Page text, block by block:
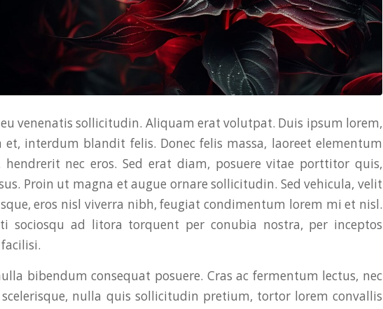
venenatis sollicitudin. Aliquam erat volutpat. Duis ipsum lorem,
et, interdum blandit felis. Donec felis massa, laoreet elementum
nec eros. Sed erat diam, posuere vitae porttitor quis,
Proin ut magna et augue ornare sollicitudin. Sed vehicula, velit
eros nisl viverra nibh, feugiat condimentum lorem mi et nisl.
sociosqu ad litora torquent per conubia nostra, per inceptos
bibendum consequat posuere. Cras ac fermentum lectus, nec
nulla quis sollicitudin pretium, tortor lorem convallis